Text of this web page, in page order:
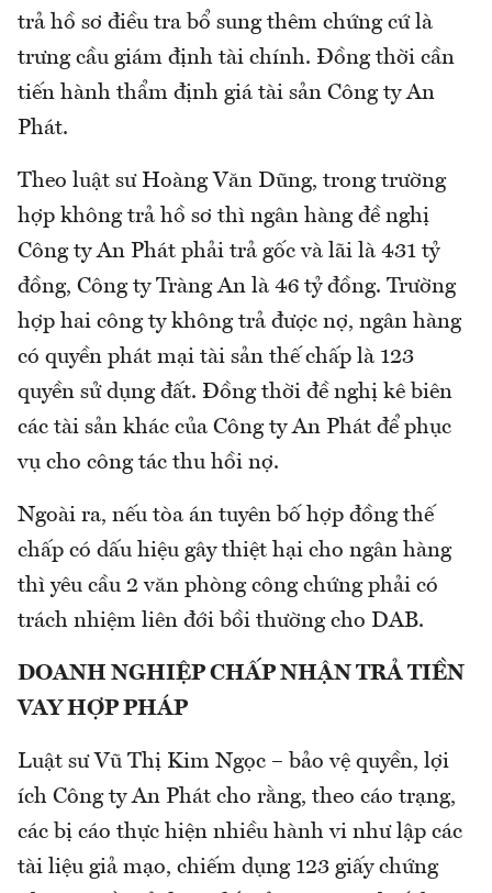
trả hồ sơ điều tra bổ sung thêm chứng cứ là
trưng cầu giám định tài chính. Đồng thời cần
tiến hành thẩm định giá tài sản Công ty An
Phát.
Theo luật sư Hoàng Văn Dũng, trong trường
hợp không trả hồ sơ thì ngân hàng đề nghị
Công ty An Phát phải trả gốc và lãi là 431 tỷ
đồng, Công ty Tràng An là 46 tỷ đồng. Trường
hợp hai công ty không trả được nợ, ngân hàng
có quyền phát mại tài sản thế chấp là 123
quyền sử dụng đất. Đồng thời đề nghị kê biên
các tài sản khác của Công ty An Phát để phục
vụ cho công tác thu hồi nợ.
Ngoài ra, nếu tòa án tuyên bố hợp đồng thế
chấp có dấu hiệu gây thiệt hại cho ngân hàng
thì yêu cầu 2 văn phòng công chứng phải có
trách nhiệm liên đới bồi thường cho DAB.
DOANH NGHIỆP CHẤP NHẬN TRẢ TIỀN
VAY HỢP PHÁP
Luật sư Vũ Thị Kim Ngọc – bảo vệ quyền, lợi
ích Công ty An Phát cho rằng, theo cáo trạng,
các bị cáo thực hiện nhiều hành vi như lập các
tài liệu giả mạo, chiếm dụng 123 giấy chứng